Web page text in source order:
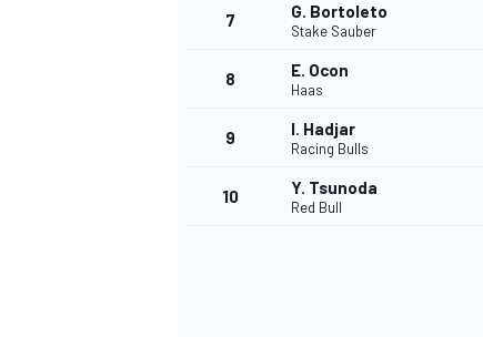
7 G. Bortoleto
Stake Sauber
8 E. Ocon
Haas
9 I. Hadjar
Racing Bulls
10 Y. Tsunoda
Red Bull